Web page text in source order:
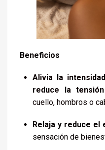
Beneficios
Alivia la
reduce la tensión
cuello, hombros o
Relaja y reduce el
sensación de